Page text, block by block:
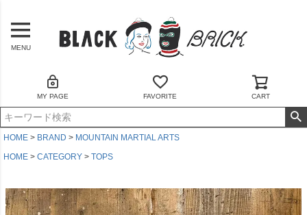
MENU
MY PAGE FAVORITE CART
HOME BRAND
MOUNTAIN MARTIAL ARTS
HOME
CATEGORY TOPS